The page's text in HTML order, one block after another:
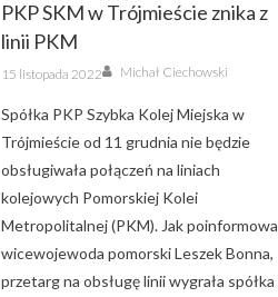
PKP SKM w Trójmieście znika z
linii PKM
Posted
on
15 listopada 2022 Author
Michał Ciechowski
Spółka PKP Szybka Kolej Miejska w
Trójmieście od 11 grudnia nie będzie
obsługiwała połączeń na liniach
kolejowych Pomorskiej Kolei
Metropolitalnej (PKM). Jak
wicewojewoda pomorski Leszek Bonna,
przetarg na obsługę linii wygrała spółka